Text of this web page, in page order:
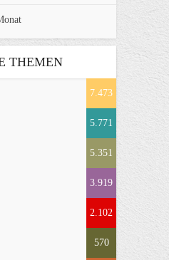
THEMEN
7.473
5.771
5.351
3.919
2.102
570